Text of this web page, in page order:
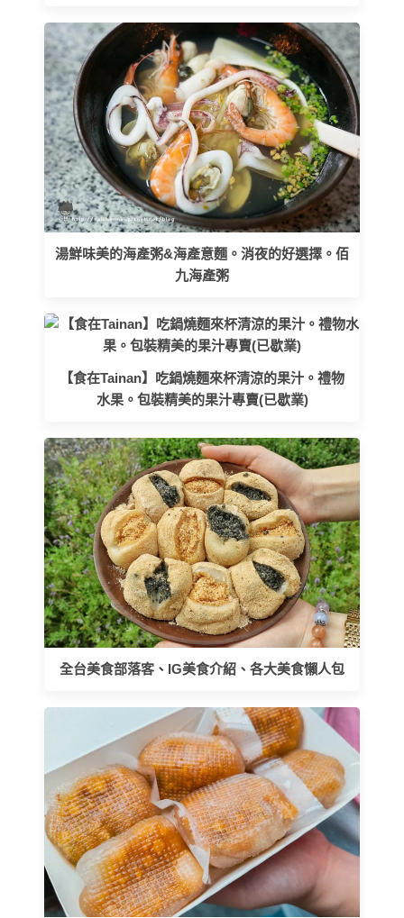
湯鮮味美的海產粥&海產意麵。消夜的好選擇。佰
九海產粥
【食在Tainan】吃鍋燒麵來杯清涼的果汁。禮物
水果。包裝精美的果汁專賣(已歇業)
全台美食部落客、IG美食介紹、各大美食懶人包